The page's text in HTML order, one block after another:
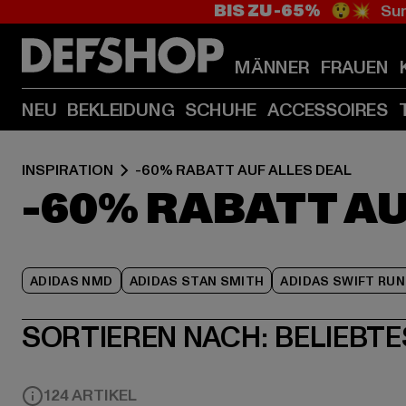
BIS ZU -65% 😲💥
MÄNNER FRAUEN
NEU BEKLEIDUNG SCHUHE ACCESSOIRES
INSPIRATION -60% RABATT AUF ALLES DEAL
-60% RABATT
ADIDAS NMD ADIDAS STAN SMITH ADIDAS SWIFT RUN
SORTIEREN NACH:
124 ARTIKEL